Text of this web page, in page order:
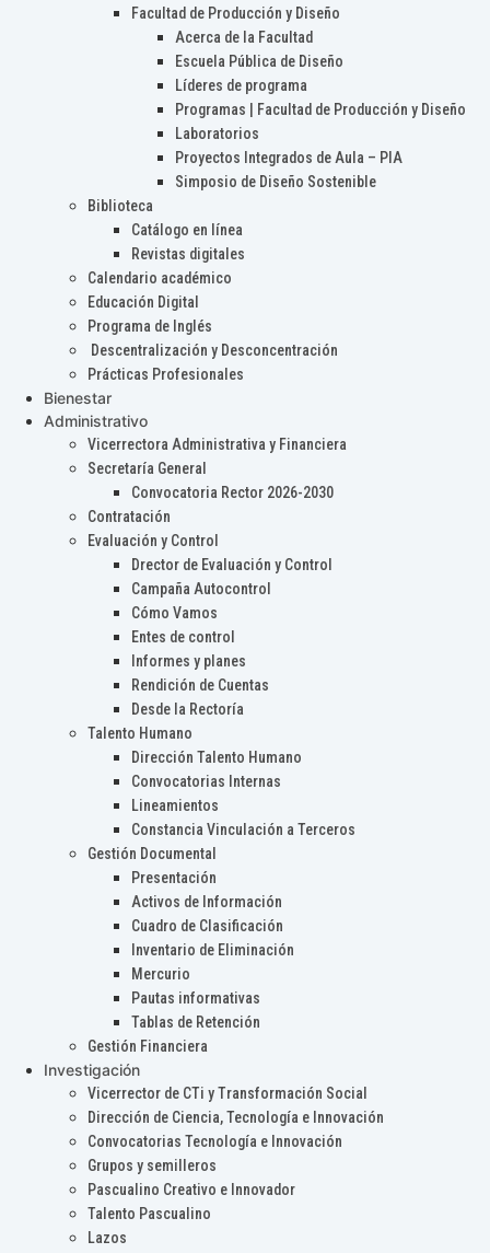
Facultad de Producción y Diseño
Acerca de la Facultad
Escuela Pública de Diseño
Líderes de programa
Programas | Facultad de Producción y Diseño
Laboratorios
Proyectos Integrados de Aula – PIA
Simposio de Diseño Sostenible
Biblioteca
Catálogo en línea
Revistas digitales
Calendario académico
Educación Digital
Programa de Inglés
Descentralización y Desconcentración
Prácticas Profesionales
Bienestar
Administrativo
Vicerrectora Administrativa y Financiera
Secretaría General
Convocatoria Rector 2026-2030
Contratación
Evaluación y Control
Drector de Evaluación y Control
Campaña Autocontrol
Cómo Vamos
Entes de control
Informes y planes
Rendición de Cuentas
Desde la Rectoría
Talento Humano
Dirección Talento Humano
Convocatorias Internas
Lineamientos
Constancia Vinculación a Terceros
Gestión Documental
Presentación
Activos de Información
Cuadro de Clasificación
Inventario de Eliminación
Mercurio
Pautas informativas
Tablas de Retención
Gestión Financiera
Investigación
Vicerrector de CTi y Transformación Social
Dirección de Ciencia, Tecnología e Innovación
Convocatorias Tecnología e Innovación
Grupos y semilleros
Pascualino Creativo e Innovador
Talento Pascualino
Lazos